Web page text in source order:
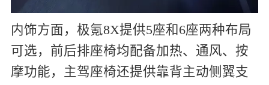
内饰方面，极氪8X提供5座和6座两种布局
可选，前后排座椅均配备加热、通风、按
摩功能，主驾座椅还提供靠背主动侧翼支